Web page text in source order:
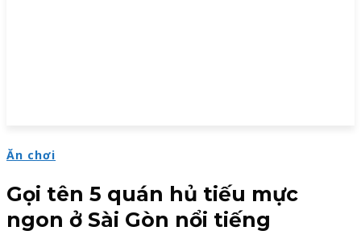
Ăn chơi
Gọi tên 5 quán hủ tiếu mực
ngon ở Sài Gòn nổi tiếng